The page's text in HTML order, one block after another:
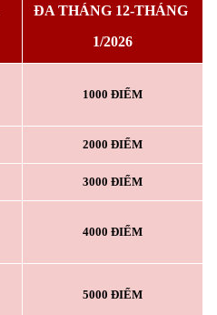
ĐA THÁNG 12-THÁNG
1/2026
1000 ĐIỂM
2000 ĐIỂM
3000 ĐIỂM
4000 ĐIỂM
5000 ĐIỂM